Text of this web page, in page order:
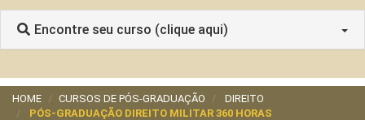
Encontre seu curso (clique aqui)
HOME CURSOS DE PÓS-GRADUAÇÃO
DIREITO
PÓS-GRADUAÇÃO DIREITO MILITAR 360 HORAS